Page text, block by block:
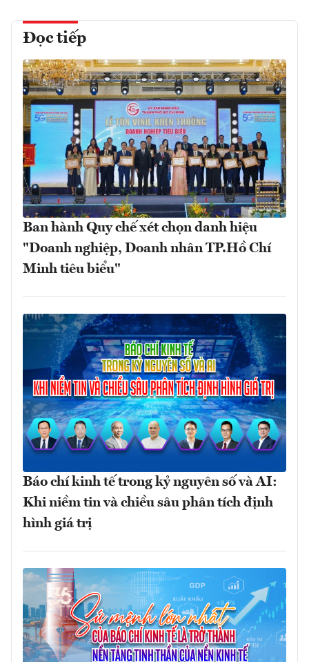
Đọc tiếp
Ban hành Quy chế xét chọn danh hiệu
"Doanh nghiệp, Doanh nhân TP.Hồ Chí
Minh tiêu biểu"
Báo chí kinh tế trong kỷ nguyên số và AI:
Khi niềm tin và chiều sâu phân tích định
hình giá trị